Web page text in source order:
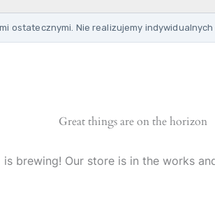
ostatecznymi. Nie realizujemy
Great things are on the horizon
is brewing! Our store is in the works